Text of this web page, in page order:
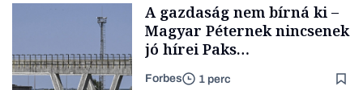
A gazdaság nem bírná ki –
Magyar Péternek nincsenek
jó hírei Paks
újraindításáról
Forbes 1 perc